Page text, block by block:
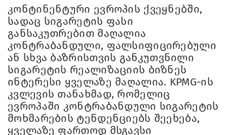
კონტინენტური ევროპის ქვეყნებში,
სადაც სიგარეტის ფასი
განსაკუთრებით მაღალია
კონტრაბანდული, ფალსიფიცირებული
ან სხვა ბაზრისთვის განკუთვნილი
სიგარეტის რეალიზაციის ბიზნეს
ინტერესი ყველაზე მაღალია. KPMG-ის
კვლევის თანახმად, რომელიც
ევროპაში კონტრაბანდული სიგარეტის
მოხმარების ტენდენციებს შეეხება,
ყველაზე ფართოდ მსგავსი